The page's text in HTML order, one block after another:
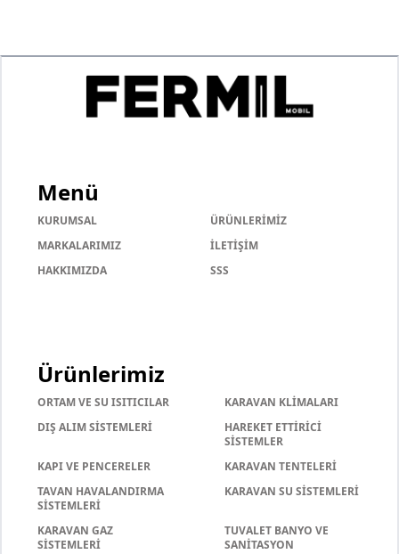
Menü
KURUMSAL
ÜRÜNLERİMİZ
MARKALARIMIZ
İLETİŞİM
HAKKIMIZDA
SSS
Ürünlerimiz
ORTAM VE SU ISITICILAR
KARAVAN KLİMALARI
DIŞ ALIM SİSTEMLERİ
HAREKET ETTİRİCİ
SİSTEMLER
KAPI VE PENCERELER
KARAVAN TENTELERİ
TAVAN HAVALANDIRMA
SİSTEMLERİ
KARAVAN SU SİSTEMLERİ
KARAVAN GAZ
SİSTEMLERİ
TUVALET BANYO VE
SANİTASYON